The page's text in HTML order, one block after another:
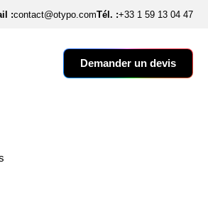
:contact@otypo.comTél. :+33 1 59 13 04 47
Demander un devis